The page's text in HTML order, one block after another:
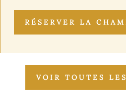
RÉSERVER LA
VOIR TOUTES